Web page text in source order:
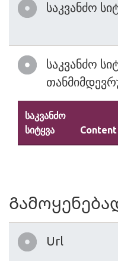
საკვანძო
საკვანძო
საკვანძო
სიტყვა
Content
Url